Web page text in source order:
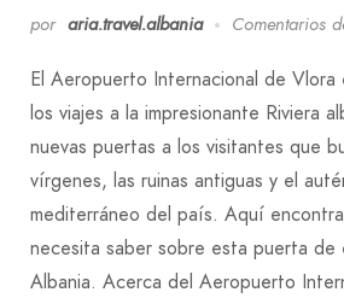
por aria.travel.albania Comentarios
El Aeropuerto Internacional de Vlora
los viajes a la impresionante Riviera
nuevas puertas a los visitantes que
vírgenes, las ruinas antiguas y el
mediterráneo del país. Aquí
necesita saber sobre esta puerta de
Albania. Acerca del Aeropuerto